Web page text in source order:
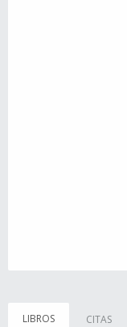
LIBROS CITAS